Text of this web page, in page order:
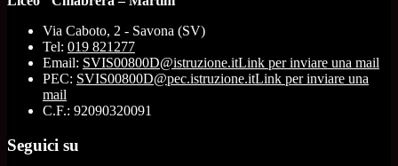
Via Caboto, 2 - Savona (SV)
Tel: 019 821277
Email: SVIS00800D@istruzione.itLink per inviare una mail
PEC: SVIS00800D@pec.istruzione.itLink per inviare una
mail
C.F.: 92090320091
Seguici su